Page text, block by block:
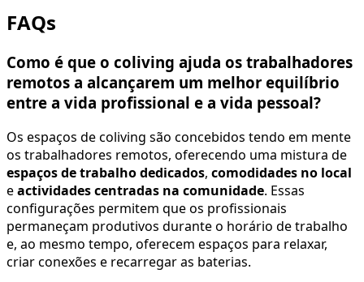
FAQs
Como é que o coliving ajuda os trabalhadores
remotos a alcançarem um melhor equilíbrio
entre a vida profissional e a vida pessoal?
Os espaços de coliving são concebidos tendo em mente
os trabalhadores remotos, oferecendo uma mistura de
espaços de trabalho dedicados, comodidades no local
eactividades centradas na comunidade. Essas
configurações permitem que os profissionais
permaneçam produtivos durante o horário de trabalho
e, ao mesmo tempo, oferecem espaços para relaxar,
criar conexões e recarregar as baterias.